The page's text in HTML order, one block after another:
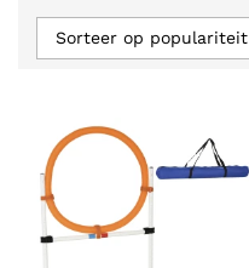
Sorteer op populariteit